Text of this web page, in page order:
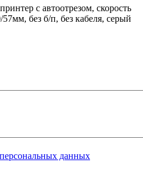
с автоотрезом, скорость
без б/п, без кабеля, серый
данных